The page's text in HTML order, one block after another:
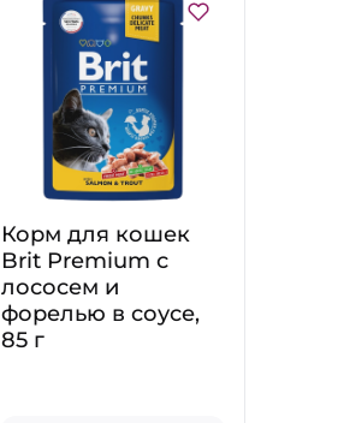
Корм для кошек
Brit Premium с
лососем и
форелью в соусе,
85 г